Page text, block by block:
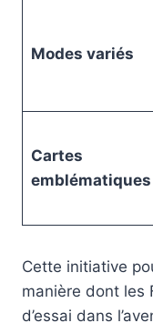
Modes variés
Cartes
emblématiques
Cette initiative
manière dont les
d’essai dans